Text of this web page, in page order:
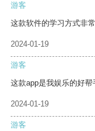
游客
这款软件的学习方式非
2024-01-19
游客
这款app是我娱乐的好帮
2024-01-19
游客